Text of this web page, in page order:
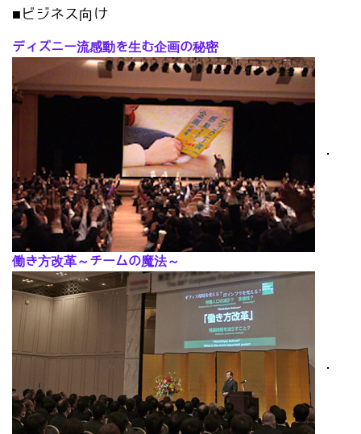
■ビジネス向け
ディズニー流感動を生む企画の秘密
･
働き方改革～チームの魔法～
･